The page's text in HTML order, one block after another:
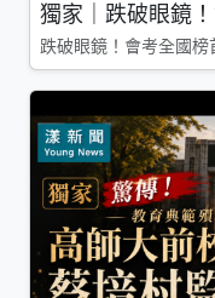
獨家｜跌破眼鏡
跌破眼鏡！會考全國